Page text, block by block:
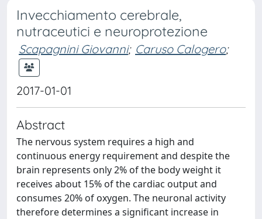
Invecchiamento cerebrale,
nutraceutici e neuroprotezione
Scapagnini Giovanni; Caruso Calogero;
2017-01-01
Abstract
The nervous system requires a high and
continuous energy requirement and despite the
brain represents only 2% of the body weight it
receives about 15% of the cardiac output and
consumes 20% of oxygen. The neuronal activity
therefore determines a significant increase in